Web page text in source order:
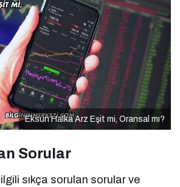
Eksun Halka Arz Eşit mi, Oransal mı?
Sorular
sıkça sorulan sorular ve